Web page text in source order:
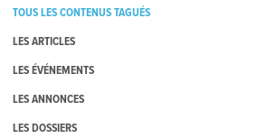
TOUS LES CONTENUS TAGUÉS
LES ARTICLES
LES ÉVÉNEMENTS
LES ANNONCES
LES DOSSIERS